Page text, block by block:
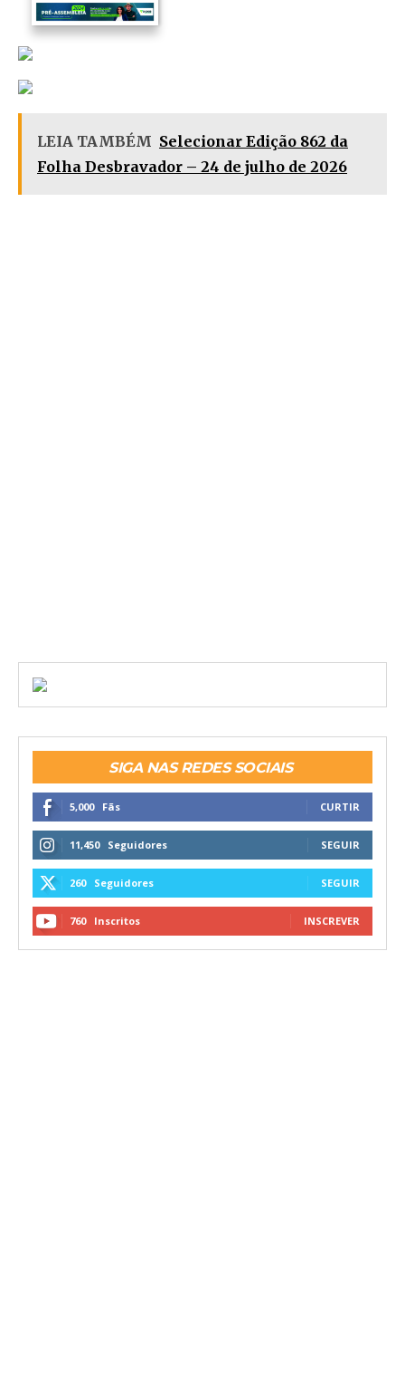
LEIA TAMBÉM Selecionar Edição 862 da
Folha Desbravador – 24 de julho de 2026
SIGA NAS REDES SOCIAIS
5,000 Fãs CURTIR
11,450 Seguidores SEGUIR
260 Seguidores SEGUIR
760 Inscritos INSCREVER